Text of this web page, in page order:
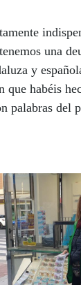
una
y
que habéis
palabras del
homenajeó a
su
de San
de la